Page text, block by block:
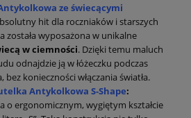
ze świecącymi
hit dla roczniaków i starszych
została wyposażona w unikalne
w ciemności. Dzięki temu maluch
odnajdzie ją w łóżeczku podczas
konieczności włączania światła.
Antykolkowa S-Shape:
o ergonomicznym, wygiętym kształcie